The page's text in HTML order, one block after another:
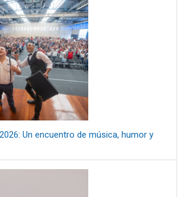
Un encuentro de música, humor y